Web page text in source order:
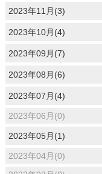
2023年11月(3)
2023年10月(4)
2023年09月(7)
2023年08月(6)
2023年07月(4)
2023年06月(0)
2023年05月(1)
2023年04月(0)